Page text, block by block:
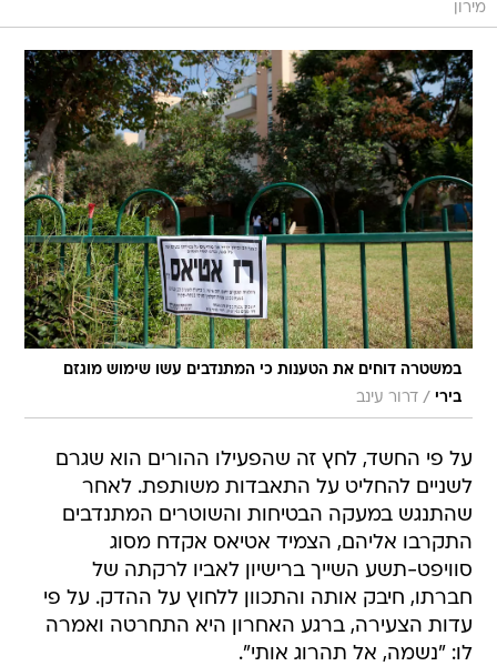
מירון
במשטרה דוחים את הטענות כי המתנדבים עשו שימוש מוגזם
בירי / דרור עינב
על פי החשד, לחץ זה שהפעילו ההורים הוא שגרם
לשניים להחליט על התאבדות משותפת. לאחר
שהתנגש במעקה הבטיחות והשוטרים המתנדבים
התקרבו אליהם, הצמיד אטיאס אקדח מסוג
סוויפט-תשע השייך ברישיון לאביו לרקתה של
חברתו, חיבק אותה והתכוון ללחוץ על ההדק. על פי
עדות הצעירה, ברגע האחרון היא התחרטה ואמרה
לו: "נשמה, אל תהרוג אותי".